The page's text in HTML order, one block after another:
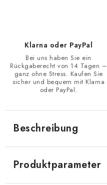
Klarna oder PayPal
Bei uns haben Sie ein
Rückgaberecht von 14 Tagen –
ganz ohne Stress. Kaufen Sie
sicher und bequem mit Klarna
oder PayPal.
Beschreibung
Produktparameter